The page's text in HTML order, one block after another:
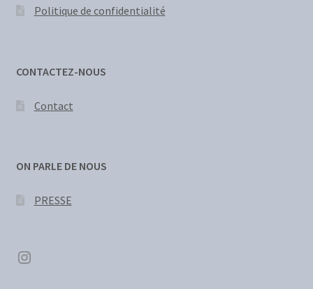
Politique de confidentialité
CONTACTEZ-NOUS
Contact
ON PARLE DE NOUS
PRESSE
Instagram